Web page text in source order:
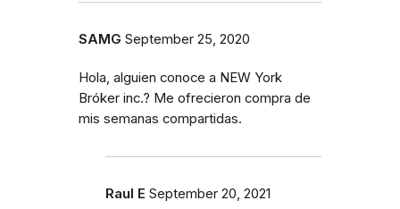
SAMG September 25, 2020
Hola, alguien conoce a NEW York
Bróker inc.? Me ofrecieron compra de
mis semanas compartidas.
Raul E September 20, 2021